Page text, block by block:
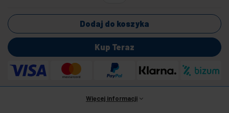
Dodaj do koszyka
Kup Teraz
Więcej informacji